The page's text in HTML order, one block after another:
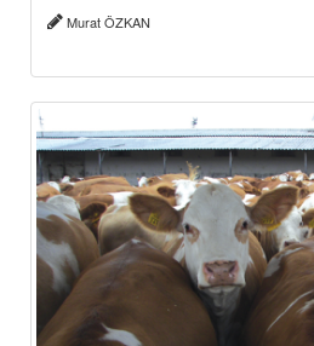
Murat ÖZKAN